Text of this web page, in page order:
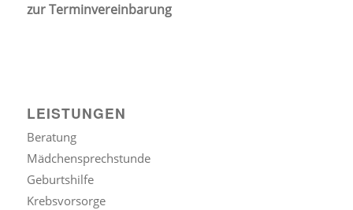
zur Terminvereinbarung
LEISTUNGEN
Beratung
Mädchensprechstunde
Geburtshilfe
Krebsvorsorge